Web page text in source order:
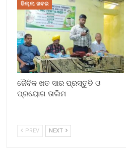
ଜିଲ୍ଲା ଖବର
ଜୈବିକ ଖତ ସାର ପ୍ରସ୍ତୁତି ଓ
ପ୍ରୟୋଗ ତାଲିମ
PREV NEXT